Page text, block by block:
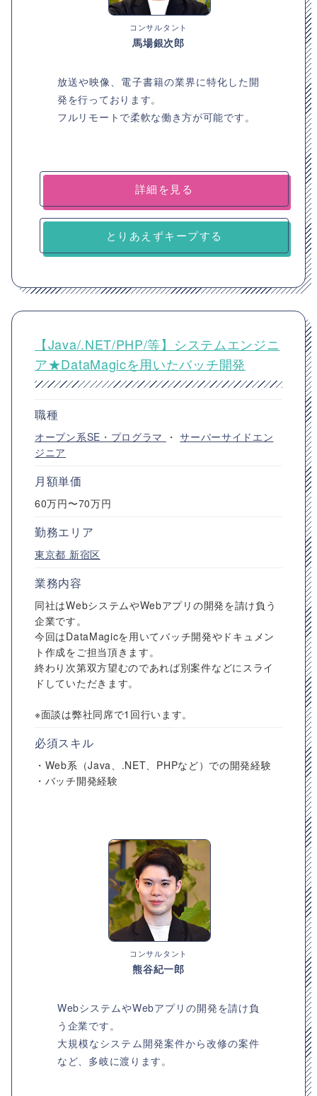
コンサルタント
馬場銀次郎
放送や映像、電子書籍の業界に特化した開
発を行っております。
フルリモートで柔軟な働き方が可能です。
詳細を見る
とりあえずキープする
【Java/.NET/PHP/等】システムエンジニ
ア★DataMagicを用いたバッチ開発
職種
オープン系SE・プログラマ ・サーバーサイドエン
ジニア
月額単価
60万円〜70万円
勤務エリア
東京都 新宿区
業務内容
同社はWebシステムやWebアプリの開発を請け負う
企業です。
今回はDataMagicを用いてバッチ開発やドキュメン
ト作成をご担当頂きます。
終わり次第双方望むのであれば別案件などにスライ
ドしていただきます。
※面談は弊社同席で1回行います。
必須スキル
・Web系（Java、.NET、PHPなど）での開発経験
・バッチ開発経験
コンサルタント
熊谷紀一郎
WebシステムやWebアプリの開発を請け負
う企業です。
大規模なシステム開発案件から改修の案件
など、多岐に渡ります。